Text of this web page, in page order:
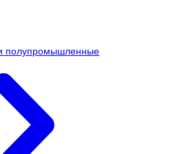
полупромышленные